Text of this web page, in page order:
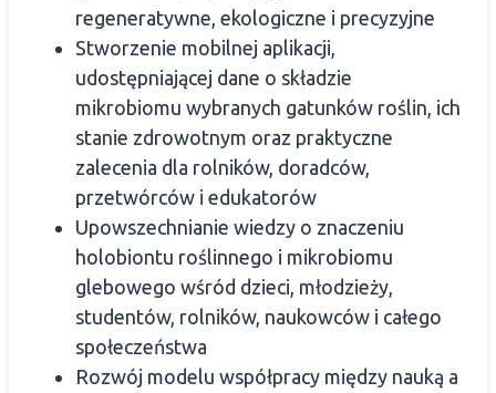
regeneratywne, ekologiczne i precyzyjne
Stworzenie mobilnej aplikacji,
udostępniającej dane o składzie
mikrobiomu wybranych gatunków roślin, ich
stanie zdrowotnym oraz praktyczne
zalecenia dla rolników, doradców,
przetwórców i edukatorów
Upowszechnianie wiedzy o znaczeniu
holobiontu roślinnego i mikrobiomu
glebowego wśród dzieci, młodzieży,
studentów, rolników, naukowców i całego
społeczeństwa
Rozwój modelu współpracy między nauką a